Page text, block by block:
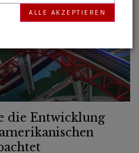
die Entwicklung
ALLE AKZEPTIEREN